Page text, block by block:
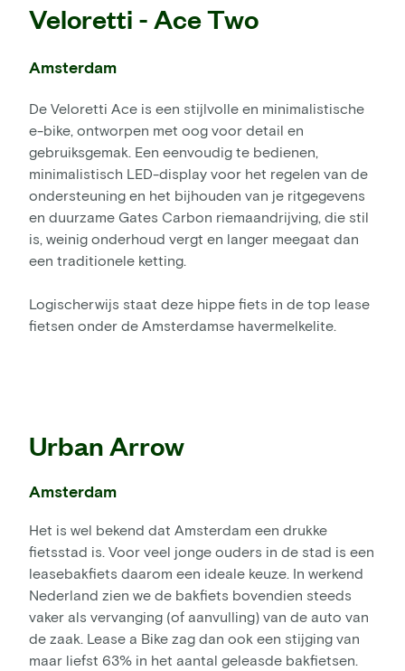
Veloretti - Ace Two
Amsterdam
De Veloretti Ace is een stijlvolle en minimalistische
e-bike, ontworpen met oog voor detail en
gebruiksgemak. Een eenvoudig te bedienen,
minimalistisch LED-display voor het regelen van de
ondersteuning en het bijhouden van je ritgegevens
en duurzame Gates Carbon riemaandrijving, die stil
is, weinig onderhoud vergt en langer meegaat dan
een traditionele ketting.
Logischerwijs staat deze hippe fiets in de top lease
fietsen onder de Amsterdamse havermelkelite.
Urban Arrow
Amsterdam
Het is wel bekend dat Amsterdam een drukke
fietsstad is. Voor veel jonge ouders in de stad is een
leasebakfiets daarom een ideale keuze. In werkend
Nederland zien we de bakfiets bovendien steeds
vaker als vervanging (of aanvulling) van de auto van
de zaak. Lease a Bike zag dan ook een stijging van
maar liefst 63% in het aantal geleasde bakfietsen.